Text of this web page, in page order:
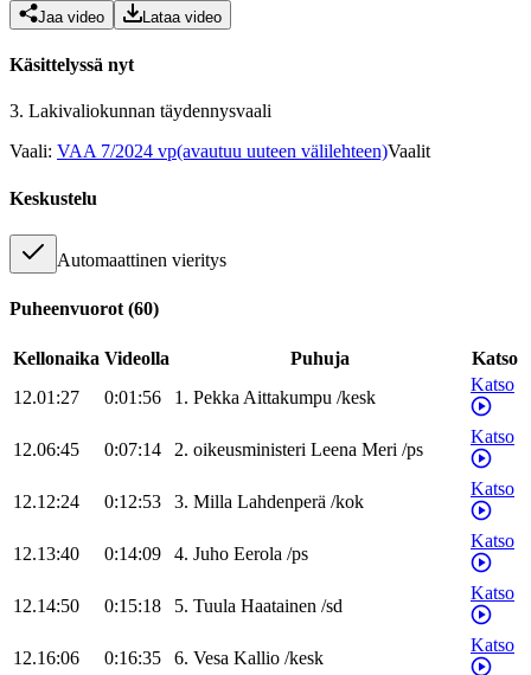
Jaa video Lataa video
Käsittelyssä nyt
3. Lakivaliokunnan täydennysvaali
Vaali: VAA 7/2024 vp(avautuu uuteen välilehteen)Vaalit
Keskustelu
Automaattinen vieritys
Puheenvuorot (60)
Kellonaika Videolla Puhuja
Katso
12.01:27
0:01:56 1. PekkaAittakumpu /kesk
Katso
12.06:45 0:07:14 2. oikeusministeri Leena Meri /ps
Katso
12.12:24 0:12:53 3. Milla Lahdenperä /kok
Katso
12.13:40 0:14:09 4. Juho Eerola /ps
Katso
12.14:50 0:15:18 5. Tuula Haatainen /sd
Katso
12.16:06 0:16:35 6. Vesa Kallio /kesk
Katso